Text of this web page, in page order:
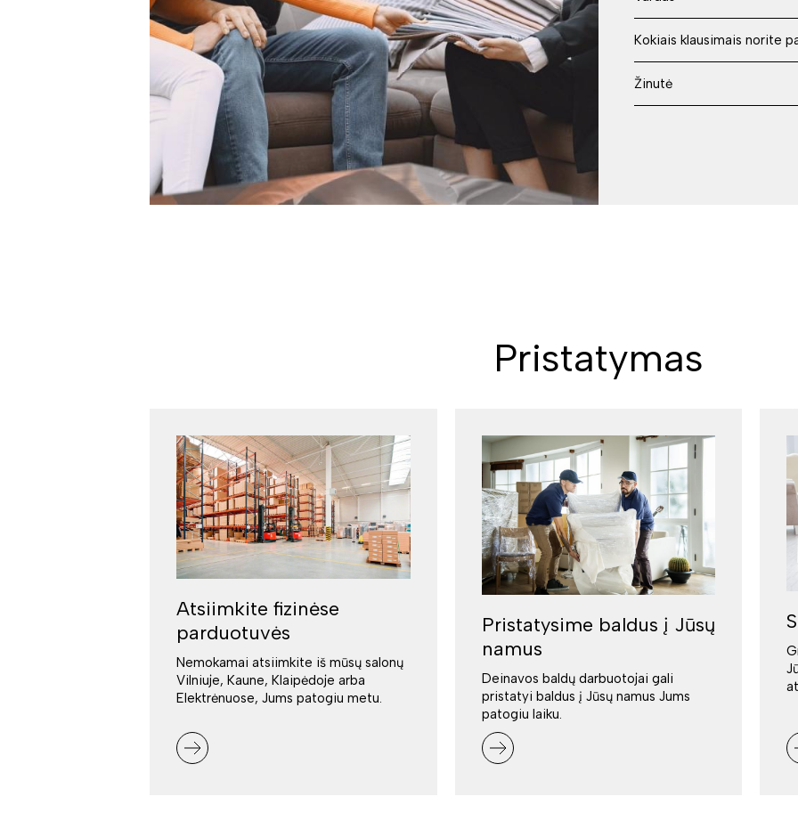
Pristatymas
Atsiimkite fizinėse
parduotuvės
Nemokamai atsiimkite iš mūsų salonų
Vilniuje, Kaune, Klaipėdoje arba
Elektrėnuose, Jums patogiu metu.
Pristatysime baldus į Jūsų
namus
Deinavos baldų darbuotojai gali
pristatyi baldus į Jūsų namus Jums
patogiu laiku.